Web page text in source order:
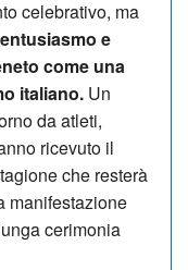
celebrativo, ma
e
come una
italiano. Un
da atleti,
ricevuto il
che resterà
manifestazione
cerimonia